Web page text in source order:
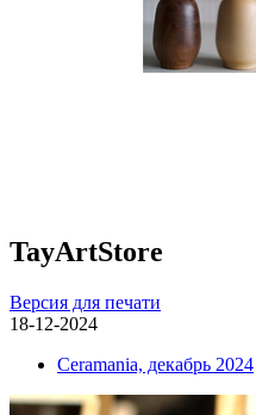
TayArtStore
Версия для печати
18-12-2024
Ceramania, декабрь 2024